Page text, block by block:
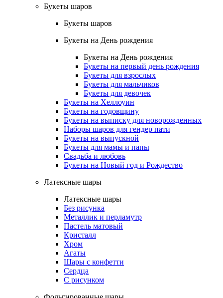
Букеты шаров
Букеты шаров
Букеты на День рождения
Букеты на День рождения
Букеты на первый день рождения
Букеты для взрослых
Букеты для мальчиков
Букеты для девочек
Букеты на Хеллоуин
Букеты на годовщину
Букеты на выписку для новорожденных
Наборы шаров для гендер пати
Букеты на выпускной
Букеты для мамы и папы
Свадьба и любовь
Букеты на Новый год и Рождество
Латексные шары
Латексные шары
Без рисунка
Металлик и перламутр
Пастель матовый
Кристалл
Хром
Агаты
Шары с конфетти
Сердца
С рисунком